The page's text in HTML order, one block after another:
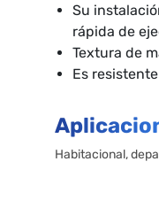
Su
rápida de
Textura de
Es
Habitacional,